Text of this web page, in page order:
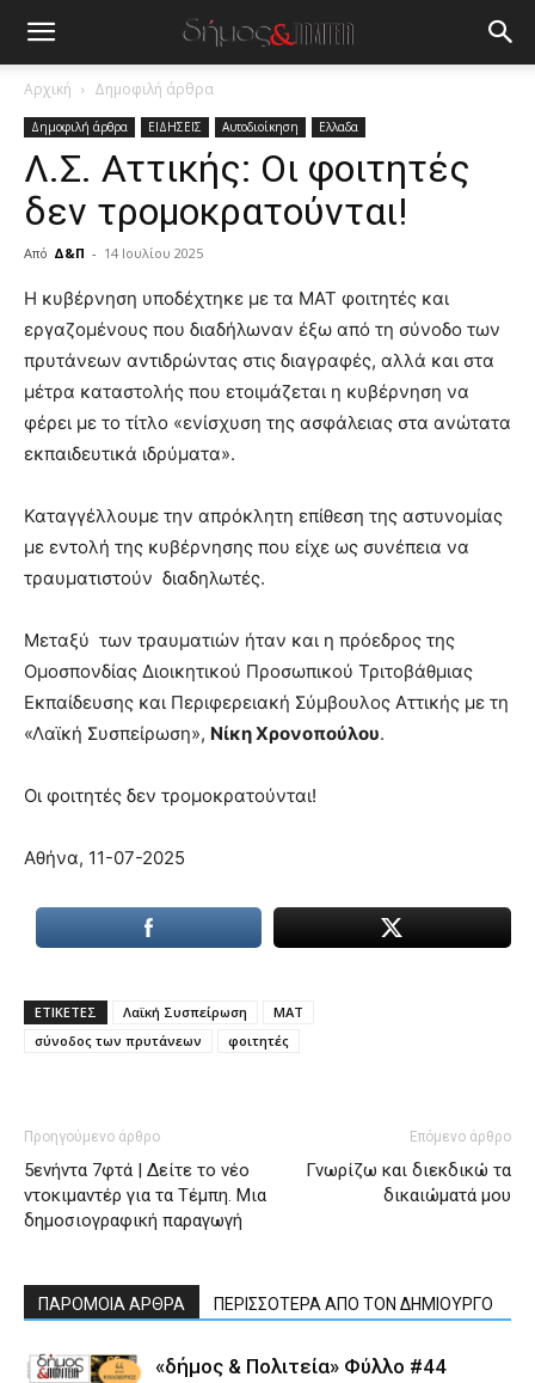
Αρχική Δημοφιλή άρθρα
Δημοφιλή άρθρα ΕΙΔΗΣΕΙΣ Αυτοδιοίκηση Ελλαδα
Λ.Σ. Αττικής: Οι φοιτητές
δεν τρομοκρατούνται!
Από Δ&Π - 14 Ιουλίου 2025
blonde
lesbians
very
hot
cam
show.desi
xxx
teaches
you
the
pain.
pornhun
hd
porn
Η κυβέρνηση υποδέχτηκε με τα ΜΑΤ φοιτητές και
εργαζομένους που διαδήλωναν έξω από τη σύνοδο των
πρυτάνεων αντιδρώντας στις διαγραφές, αλλά και στα
μέτρα καταστολής που ετοιμάζεται η κυβέρνηση να
φέρει με το τίτλο «ενίσχυση της ασφάλειας στα ανώτατα
εκπαιδευτικά ιδρύματα».
Καταγγέλλουμε την απρόκλητη επίθεση της αστυνομίας
με εντολή της κυβέρνησης που είχε ως συνέπεια να
τραυματιστούν διαδηλωτές.
Μεταξύ των τραυματιών ήταν και η πρόεδρος της
Ομοσπονδίας Διοικητικού Προσωπικού Τριτοβάθμιας
Εκπαίδευσης και Περιφερειακή Σύμβουλος Αττικής με τη
«Λαϊκή Συσπείρωση», Νίκη Χρονοπούλου.
Οι φοιτητές δεν τρομοκρατούνται!
Αθήνα, 11-07-2025
ΕΤΙΚΕΤΕΣ Λαϊκή Συσπείρωση
ΜΑΤ
σύνοδος των πρυτάνεων
φοιτητές
Προηγούμενο άρθρο
5ενήντα 7φτά | Δείτε το νέο
ντοκιμαντέρ για τα Τέμπη. Μια
δημοσιογραφική παραγωγή
Επόμενο άρθρο
Γνωρίζω και διεκδικώ τα
δικαιώματά μου
ΠΑΡΟΜΟΙΑ ΑΡΘΡΑ ΠΕΡΙΣΣΟΤΕΡΑ ΑΠΟ ΤΟΝ ΔΗΜΙΟΥΡΓΟ
«δήμος & Πολιτεία» Φύλλο #44